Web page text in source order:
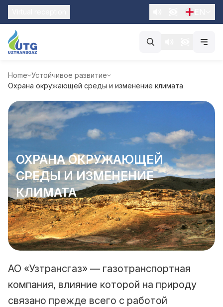
Home Устойчивое развитие
Охрана окружающей среды и изменение климата
ОХРАНА ОКРУЖАЮЩЕЙ
СРЕДЫ И ИЗМЕНЕНИЕ
КЛИМАТА
АО «Узтрансгаз» — газотранспортная
компания, влияние которой на природу
связано прежде всего с работой